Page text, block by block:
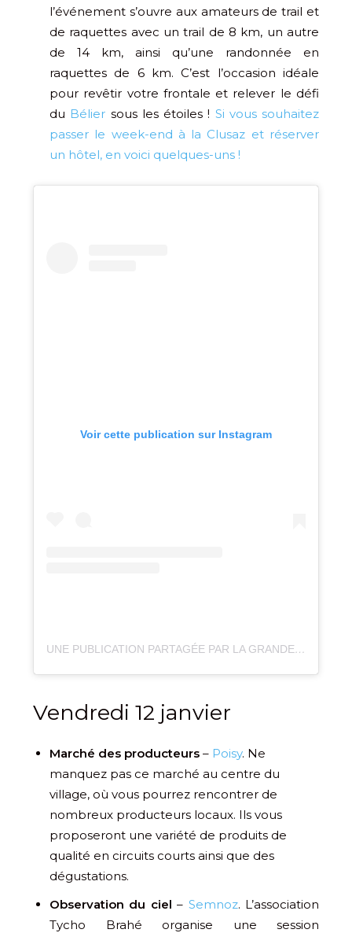
l’événement s’ouvre aux amateurs de trail et
de raquettes avec un trail de 8 km, un autre
de 14 km, ainsi qu’une randonnée en
raquettes de 6 km. C’est l’occasion idéale
pour revêtir votre frontale et relever le défi
du Bélier sous les étoiles ! Si vous souhaitez
passer le week-end à la Clusaz et réserver
un hôtel, en voici quelques-uns !
Voir cette publication sur Instagram
UNE PUBLICATION PARTAGÉE PAR LA GRANDE ODYSSÉE VVF (@LAGRANDEODYSSEE)
Vendredi 12 janvier
Marché des producteurs – Poisy. Ne
manquez pas ce marché au centre du
village, où vous pourrez rencontrer de
nombreux producteurs locaux. Ils vous
proposeront une variété de produits de
qualité en circuits courts ainsi que des
dégustations.
Observation du ciel – Semnoz. L’association
Tycho Brahé organise une session